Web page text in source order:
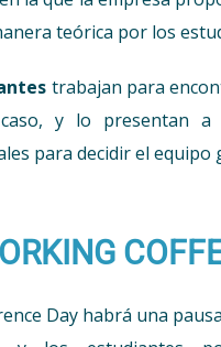
teórica por los
trabajan para
y lo presentan
para decidir el equipo
Day habrá una